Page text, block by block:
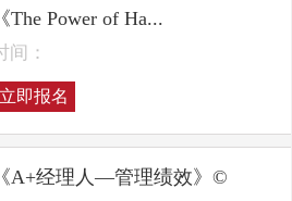
《The Power of Ha...
间：
立即报名
《A+经理人—管理绩效》©